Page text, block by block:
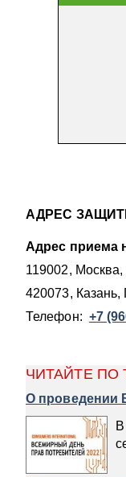
АДРЕС
Адрес приема
119002, Москва,
420073, Казань,
Телефон: +7
ЧИТАЙТЕ ПО
О проведении